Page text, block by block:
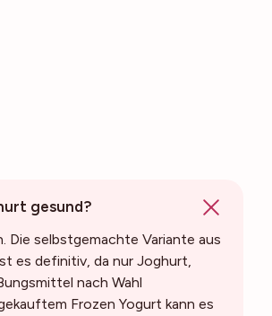
gesund?
Die selbstgemachte Variante aus
es definitiv, da nur Joghurt,
nach Wahl
Frozen Yogurt kann es